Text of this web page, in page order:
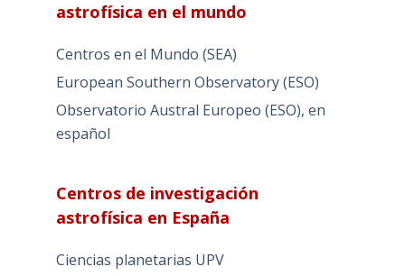
astrofísica en el mundo
Centros en el Mundo (SEA)
European Southern Observatory (ESO)
Observatorio Austral Europeo (ESO), en
español
Centros de investigación
astrofísica en España
Ciencias planetarias UPV